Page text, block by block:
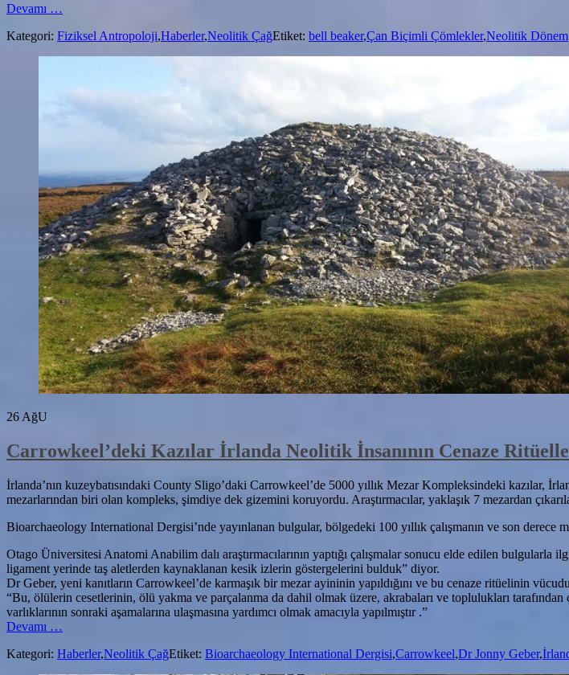
Devamı
Formu
…
Kategori: Fiziksel Antropoloji,Haberler,Neolitik ÇağEtiket: bell beaker,Çan Biçimli Çömlekler,Neolitik Dönem
26 AğU
Carrowkeel’deki Kazılar İrlanda Neolitik İnsanının Cenaze
İrlanda’nın kuzeybatısındaki County Sligo’daki Carrowkeel’de 5000 yıllık Mezar Kompleksindeki
mezarlarından biri olan kompleks, şimdiye dek gizemini koruyordu. Araştırmacılar, yaklaşık 7 mezardan
Bioarchaeology International Dergisi’nde yayınlanan bulgular, bölgedeki 100 yıllık çalışmanın ve son derece
Otago Üniversitesi Anatomi Anabilim dalı araştırmacılarının yaptığı çalışmalar sonucu elde edilen
ligament yerinde taş aletlerden kaynaklanan kesik izlerin göstergelerini bulduk” diyor.
Dr Geber, yeni kanıtların Carrowkeel’de karmaşık bir mezar ayininin yapıldığını ve bu cenaze ritüelinin
“Bu, ölülerin cesetlerinin, ölü yakma ve parçalanma da dahil olmak üzere, akrabaları ve toplulukları
varlıklarının sonraki aşamalarına ulaşmasına yardımcı olmak amacıyla yapılmıştır .”
Devamı
İrlanda
…
Kategori: Haberler,Neolitik ÇağEtiket: Bioarchaeology International Dergisi,Carrowkeel,Dr Jonny Geber,